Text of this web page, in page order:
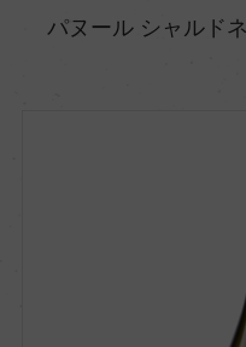
パヌール シャルド